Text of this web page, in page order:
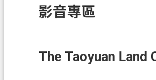
影音專區
The Taoyuan Land